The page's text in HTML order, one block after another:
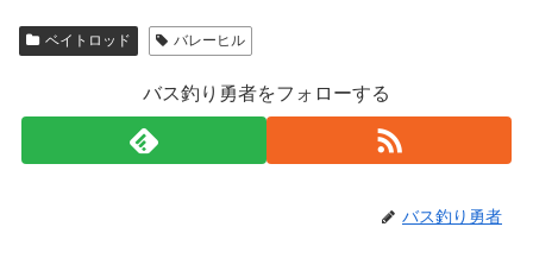
ベイトロッド バレーヒル
バス釣り勇者をフォローする
バス釣り勇者